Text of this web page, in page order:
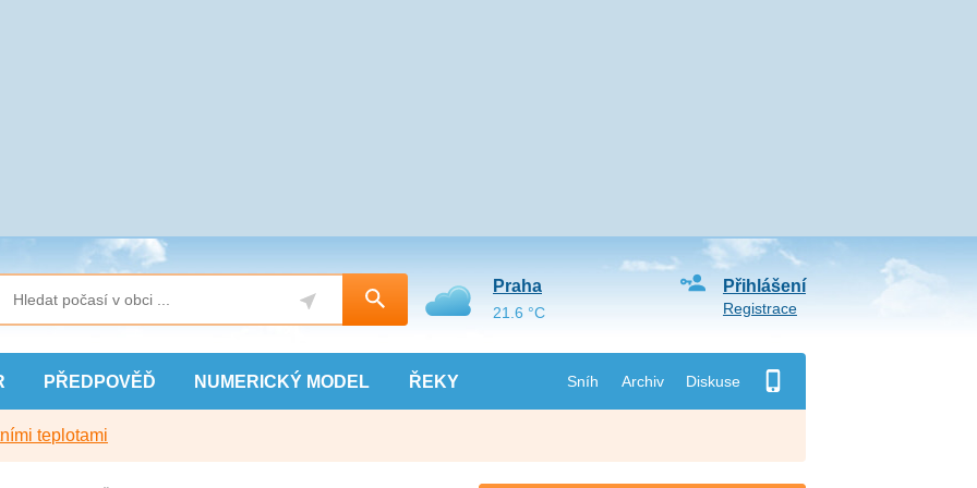
PŘEDPOVĚĎ NUMERICKÝ MODEL ŘEKY Sníh Archiv Diskuse
Přihlášení
Registrace
Praha
21.6 °C
teplotami